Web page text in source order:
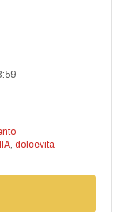
, dolcevita